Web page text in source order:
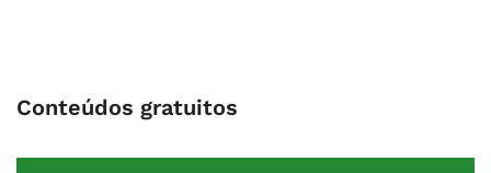
Conteúdos gratuitos